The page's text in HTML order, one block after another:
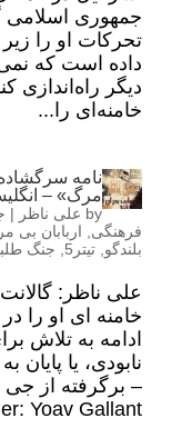
جمهوری اسلامی
تحرکات او را
داده است که
دیگر راه‌اندازی
خامنه‌‌ای را...
نامه سرگشاده
مرگ» –
by علی ناظر |
فرهنگی
اربابان بی
بلندگو تیتر5 جنگ
علی ناظر:
خامنه ای او را
ادامه به تلاش
نابودی، یا
Yoav Gallant...